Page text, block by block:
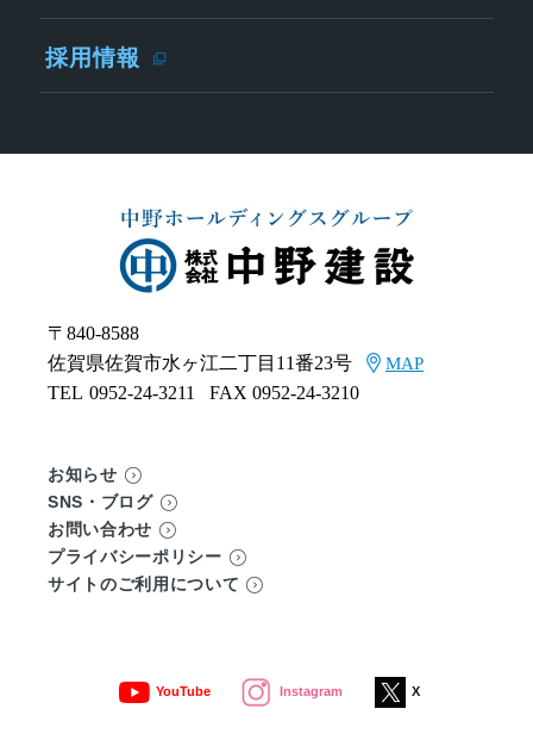
採用情報
〒840-8588
佐賀県佐賀市水ヶ江二丁目11番23号
MAP
TEL 0952-24-3211 FAX 0952-24-3210
お知らせ
SNS・ブログ
お問い合わせ
プライバシーポリシー
サイトのご利用について
YouTube Instagram X